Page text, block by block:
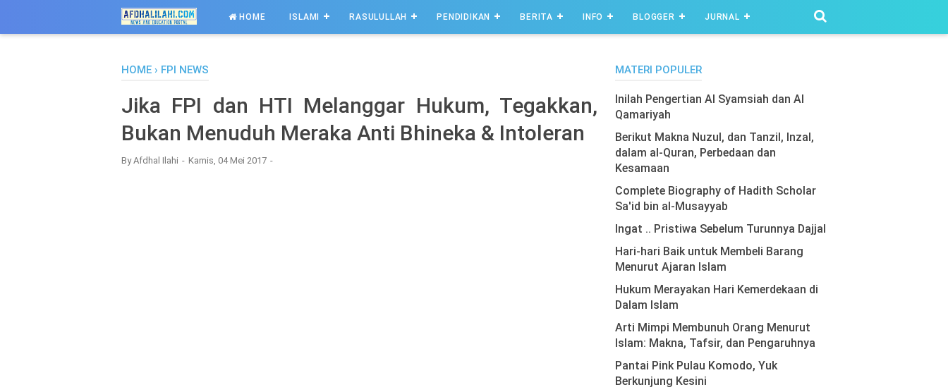
HOME ISLAMI RASULULLAH PENDIDIKAN BERITA INFO BLOGGER JURNAL
HOME › FPI NEWS
Jika FPI dan HTI Melanggar Hukum, Tegakkan,
Bukan Menuduh Meraka Anti Bhineka & Intoleran
ByAfdhal Ilahi Kamis, 04 Mei 2017
MATERI POPULER
Inilah Pengertian Al Syamsiah dan Al
Qamariyah
Berikut Makna Nuzul, dan Tanzil, Inzal,
dalam al-Quran, Perbedaan dan
Kesamaan
Complete Biography of Hadith Scholar
Sa'id bin al-Musayyab
Ingat .. Pristiwa Sebelum Turunnya Dajjal
Hari-hari Baik untuk Membeli Barang
Menurut Ajaran Islam
Hukum Merayakan Hari Kemerdekaan di
Dalam Islam
Arti Mimpi Membunuh Orang Menurut
Islam: Makna, Tafsir, dan Pengaruhnya
Pantai Pink Pulau Komodo, Yuk
Berkunjung Kesini